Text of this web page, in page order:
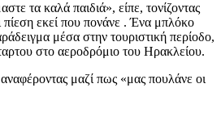
τα καλά παιδιά», είπε, τονίζοντας
πίεση εκεί που πονάνε . Ένα μπλόκο
μέσα στην τουριστική περίοδο,
στο αεροδρόμιο του Ηρακλείου.
μαζί πως «μας πουλάνε οι